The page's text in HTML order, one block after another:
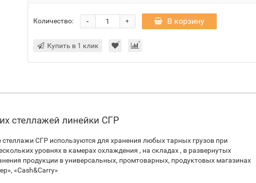
Количество: +
- В корзину
Купить в 1 клик
стеллажей линейки СГР
СГР используются для хранения любых тарных грузов при
уровнях в камерах охлаждения , на складах , в развернутых
продукции в универсальных, промтоварных, продуктовых магазинах
«Cash&Carry»